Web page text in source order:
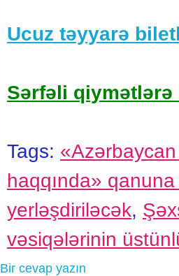
Ucuz təyyarə
Sərfəli qiymətlərə
Tags:
haqqında»
yerləşdiriləcək,
vəsiqələrinin
Bir cevap yazın